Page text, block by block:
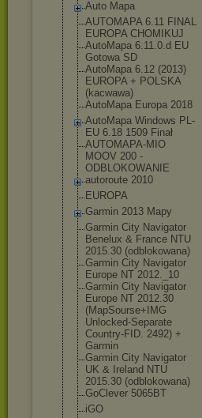
Auto Mapa
AUTOMAPA 6.11 FINAL
EUROPA CHOMIKUJ
AutoMapa 6.11.0.d EU
Gotowa SD
AutoMapa 6.12 (2013)
EUROPA + POLSKA
(kacwawa)
AutoMapa Europa 2018
AutoMapa Windows PL-
EU 6.18 1509 Finał
AUTOMAPA-MIO
MOOV 200 -
ODBLOKOWANIE
autoroute 2010
EUROPA
Garmin 2013 Mapy
Garmin City Navigator
Benelux & France NTU
2015.30 (odblokowana)
Garmin City Navigator
Europe NT 2012._10
Garmin City Navigator
Europe NT 2012.30
(MapSourse+IMG
Unlocked-Separate
Country-FID. 2492) +
Garmin
Garmin City Navigator
UK & Ireland NTU
2015.30 (odblokowana)
GoClever 5065BT
iGO